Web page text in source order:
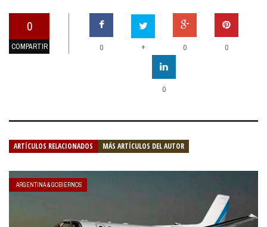
0
COMPARTIR 0 + 0 0
0
ARTÍCULOS RELACIONADOS MÁS ARTÍCULOS DEL AUTOR
ARGENTINA & GOBIERNOS